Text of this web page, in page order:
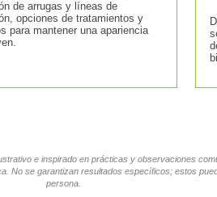
de arrugas y líneas de
opciones de tratamientos y
para mantener una apariencia
e inspirado en prácticas y observaciones
No se garantizan resultados específicos; estos
persona.